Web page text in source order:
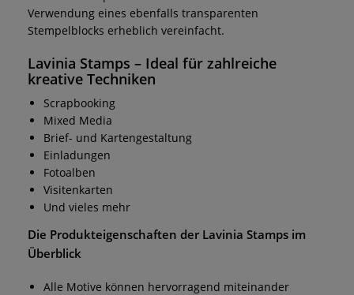
Verwendung eines ebenfalls transparenten
Stempelblocks erheblich vereinfacht.
Lavinia Stamps – Ideal für zahlreiche
kreative Techniken
Scrapbooking
Mixed Media
Brief- und Kartengestaltung
Einladungen
Fotoalben
Visitenkarten
Und vieles mehr
Die Produkteigenschaften der Lavinia Stamps im
Überblick
Alle Motive können hervorragend miteinander